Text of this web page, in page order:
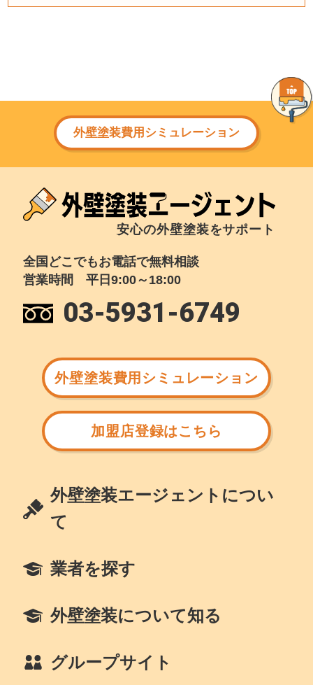
外壁塗装費用シミュレーション
安心の外壁塗装をサポート
全国どこでもお電話で無料相談
営業時間 平日9:00～18:00
03-5931-6749
外壁塗装費用シミュレーション
加盟店登録はこちら
外壁塗装エージェントについ
て
業者を探す
外壁塗装について知る
グループサイト